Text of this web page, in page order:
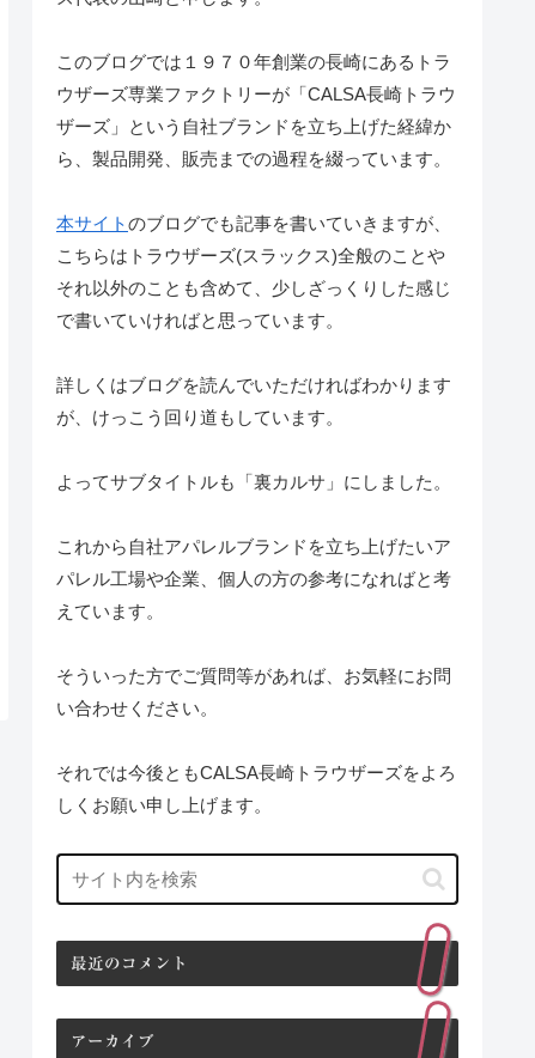
このブログでは１９７０年創業の長崎にあるトラ
ウザーズ専業ファクトリーが「CALSA長崎トラウ
ザーズ」という自社ブランドを立ち上げた経緯か
ら、製品開発、販売までの過程を綴っています。
本サイトのブログでも記事を書いていきますが、
こちらはトラウザーズ(スラックス)全般のことや
それ以外のことも含めて、少しざっくりした感じ
で書いていければと思っています。
詳しくはブログを読んでいただければわかります
が、けっこう回り道もしています。
よってサブタイトルも「裏カルサ」にしました。
これから自社アパレルブランドを立ち上げたいア
パレル工場や企業、個人の方の参考になればと考
えています。
そういった方でご質問等があれば、お気軽にお問
い合わせください。
それでは今後ともCALSA長崎トラウザーズをよろ
しくお願い申し上げます。
最近のコメント
アーカイブ